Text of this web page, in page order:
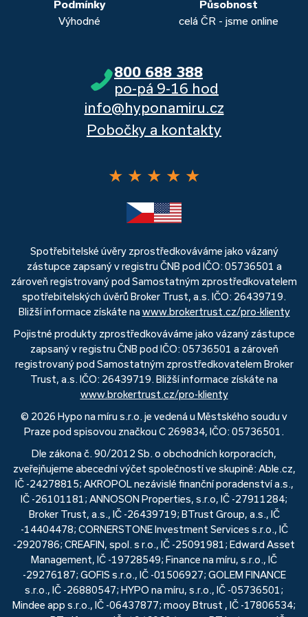
Podmínky
Výhodné
Působnost
celá ČR - jsme online
800 688 388
po-pá 9-16 hod
info@hyponamiru.cz
Pobočky a kontakty
★ ★ ★ ★ ★
Spotřebitelské úvěry zprostředkováváme jako vázaný
zástupce zapsaný v registru ČNB pod IČO: 05736501 a
zároveň registrovaný pod Samostatným zprostředkovatelem
spotřebitelských úvěrů Broker Trust, a.s. IČO: 26439719.
Bližší informace získáte na www.brokertrust.cz/pro-klienty
Pojistné produkty zprostředkováváme jako vázaný zástupce
zapsaný v registru ČNB pod IČO: 05736501 a zároveň
registrovaný pod Samostatným zprostředkovatelem Broker
Trust, a.s. IČO: 26439719. Bližší informace získáte na
www.brokertrust.cz/pro-klienty
© 2026 Hypo na míru s.r.o. je vedená u Městského soudu v
Praze pod spisovou značkou C 269834, IČO: 05736501.
Dle zákona č. 90/2012 Sb. o obchodních korporacích,
zveřejňujeme abecední výčet společností ve skupině: Able.cz,
IČ -24278815; AKROPOL nezávislé finanční poradenství a.s.,
IČ -26101181; ANNOSON Properties, s.r.o, IČ -27911284;
Broker Trust, a.s., IČ -26439719; BTrust Group, a.s., IČ
-14404478; CORNERSTONE Investment Services s.r.o., IČ
-2920786; CREAFIN, spol. s r.o., IČ -25091981; Edward Asset
Management, IČ -19728549; Finance na míru, s.r.o., IČ
-29276187; GOFIS s.r.o., IČ -01506927; GOLEM FINANCE
s.r.o., IČ -26880547; HYPO na míru, s.r.o., IČ -05736501;
Mindee app s.r.o., IČ -06437877; mooy Btrust , IČ -17806534;